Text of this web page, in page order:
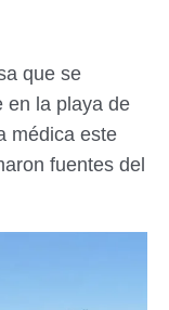
que se
en la playa de
médica este
fuentes del